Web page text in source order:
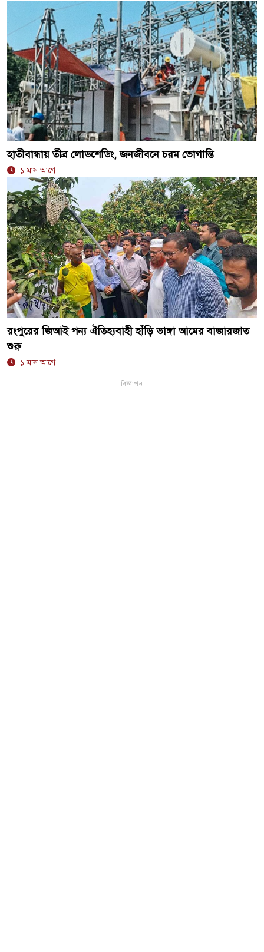
হাতীবান্ধায় তীব্র লোডশেডিং, জনজীবনে চরম ভোগান্তি
১ মাস আগে
রংপুরের জিআই পন্য ঐতিহ্যবাহী হাঁড়ি ভাঙ্গা আমের বাজারজাত
শুরু
১ মাস আগে
বিজ্ঞাপন